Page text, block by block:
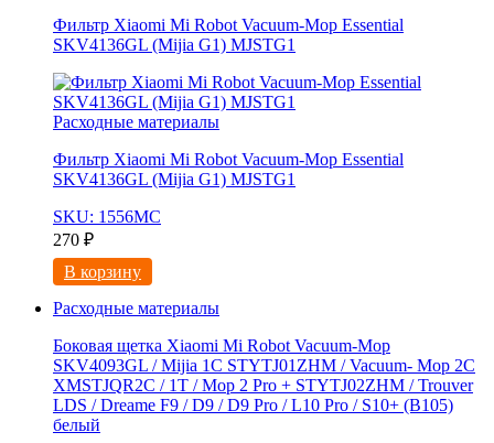
Фильтр Xiaomi Mi Robot Vacuum-Mop Essential
SKV4136GL (Mijia G1) MJSTG1
Расходные материалы
Фильтр Xiaomi Mi Robot Vacuum-Mop Essential
SKV4136GL (Mijia G1) MJSTG1
SKU: 1556МС
270 ₽
В корзину
Расходные материалы
Боковая щетка Xiaomi Mi Robot Vacuum-Mop
SKV4093GL / Mijia 1C STYTJ01ZHM / Vacuum- Mop 2C
XMSTJQR2C / 1T / Mop 2 Pro + STYTJ02ZHM / Trouver
LDS / Dreame F9 / D9 / D9 Pro / L10 Pro / S10+ (B105)
белый